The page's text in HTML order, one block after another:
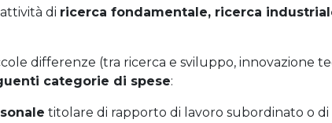
di ricerca fondamentale, ricerca
differenze (tra ricerca e sviluppo, innovazione
categorie di spese:
titolare di rapporto di lavoro subordinato o